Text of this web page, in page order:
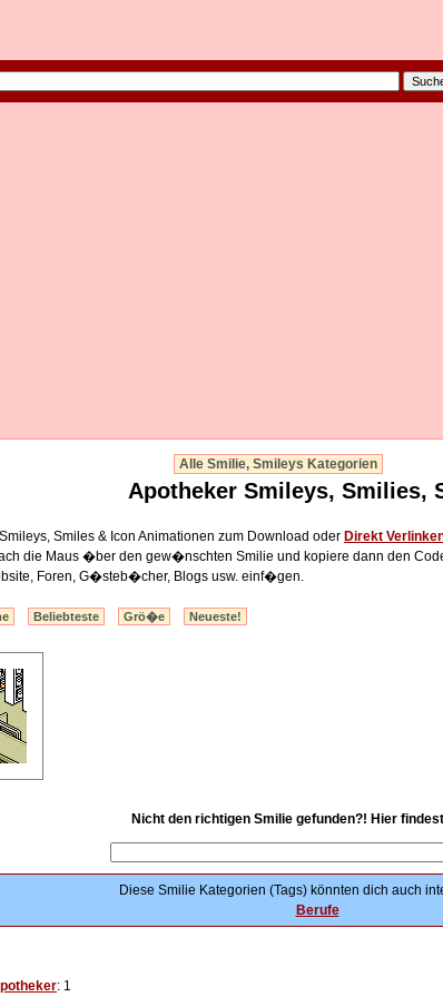
Alle Smilie, Smileys Kategorien
Apotheker Smileys, Smilies,
Smiles & Icon Animationen zum Download oder Direkt
die Maus �ber den gew�nschten Smilie und kopiere dann den
Foren, G�steb�cher, Blogs usw. einf�gen.
Beliebteste Grö�e Neueste!
Nicht den richtigen Smilie gefunden?! Hier
Diese Smilie Kategorien (Tags) könnten dich auch
Berufe
: 1